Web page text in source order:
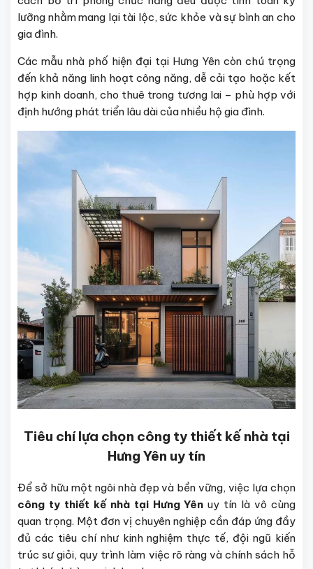
lưỡng nhằm mang lại tài lộc, sức khỏe và sự bình an cho
gia đình.
Các mẫu nhà phố hiện đại tại Hưng Yên còn chú trọng
đến khả năng linh hoạt công năng, dễ cải tạo hoặc kết
hợp kinh doanh, cho thuê trong tương lai – phù hợp với
định hướng phát triển lâu dài của nhiều hộ gia đình.
Tiêu chí lựa chọn công ty thiết kế nhà tại
Hưng Yên uy tín
Để sở hữu một ngôi nhà đẹp và bền vững, việc lựa chọn
công ty thiết kế nhà tại Hưng Yên uy tín là vô cùng
quan trọng. Một đơn vị chuyên nghiệp cần đáp ứng đầy
đủ các tiêu chí như kinh nghiệm thực tế, đội ngũ kiến
trúc sư giỏi, quy trình làm việc rõ ràng và chính sách hỗ